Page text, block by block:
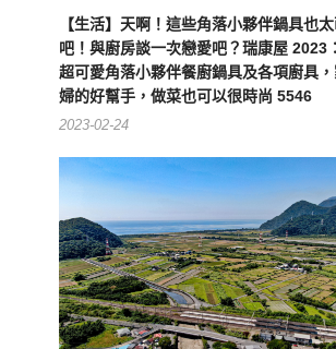
【生活】天啊！這些角落小夥伴鍋具也
吧！與廚房談一次戀愛吧？瑞康屋 2023
超可愛角落小夥伴餐廚鍋具及各項廚具
婦的好幫手，做菜也可以很時尚 5546
2023-02-24